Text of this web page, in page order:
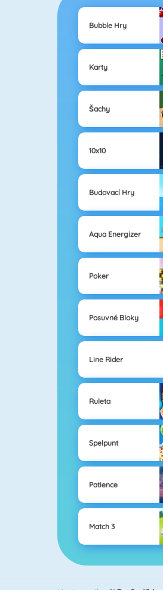
Bubble Hry
Karty
Šachy
10x10
Budovací Hry
Aqua Energizer
Poker
Posuvné Bloky
Line Rider
Ruleta
Spelpunt
Patience
Match 3